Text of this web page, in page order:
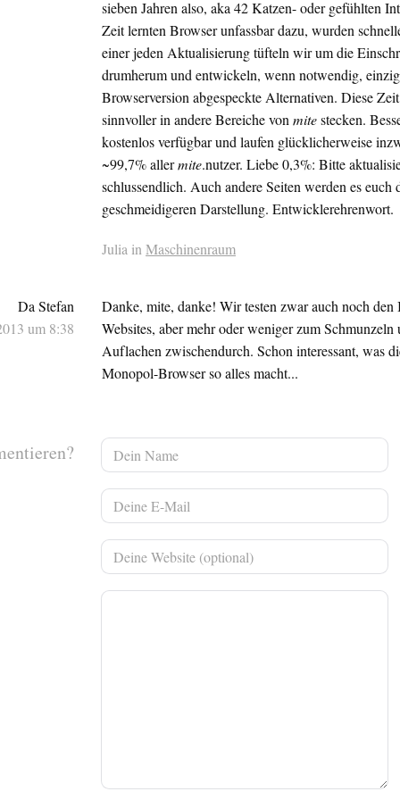
sieben Jahren also, aka 42 Katzen- oder gefühlten
Zeit lernten Browser unfassbar dazu, wurden
einer jeden Aktualisierung tüfteln wir um die
drumherum und entwickeln, wenn notwendig,
Browserversion abgespeckte Alternativen. Diese
sinnvoller in andere Bereiche vonmitestecken.
kostenlos verfügbar und laufen glücklicherweise
~99,7% allermite.nutzer. Liebe 0,3%: Bitte
schlussendlich. Auch andere Seiten werden es euch
geschmeidigeren Darstellung. Entwicklerehrenwort.
Julia inMaschinenraum
Da Stefan
um 8:38
Danke, mite, danke! Wir testen zwar auch noch den
Websites, aber mehr oder weniger zum Schmunzeln
Auflachen zwischendurch. Schon interessant, was
Monopol-Browser so alles macht...